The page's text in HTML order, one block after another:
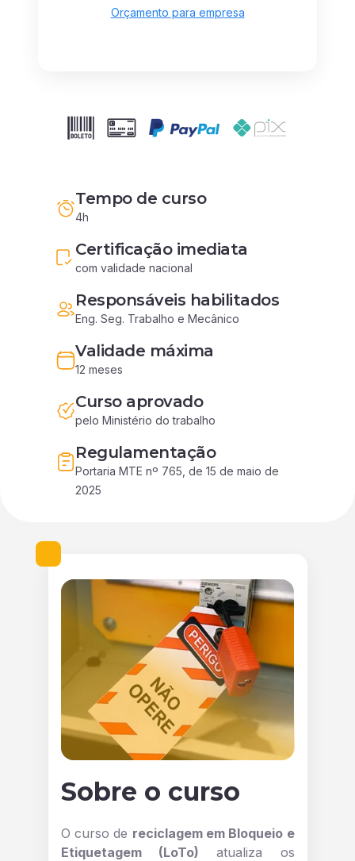
Orçamento para empresa
Tempo de curso
4h
Certificação imediata
com validade nacional
Responsáveis habilitados
Eng. Seg. Trabalho e Mecânico
Validade máxima
12 meses
Curso aprovado
pelo Ministério do trabalho
Regulamentação
Portaria MTE nº 765, de 15 de maio de
2025
Sobre o curso
O curso de reciclagem em Bloqueio e
Etiquetagem (LoTo) atualiza os